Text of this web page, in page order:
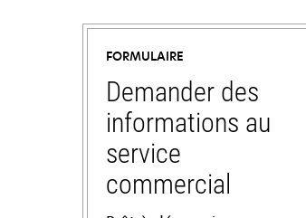
FORMULAIRE
Demander des
informations au
service
commercial